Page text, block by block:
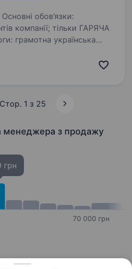
тільки ГАРЯЧА
Стор. 1 з 25
менеджера з продажу
грн
70 000 грн